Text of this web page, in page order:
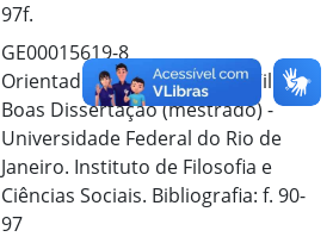
97f.
GE00015619-8
Orientadora: Glaucia Kruse Villas
Boas Dissertação (mestrado) -
Universidade Federal do Rio de
Janeiro. Instituto de Filosofia e
Ciências Sociais. Bibliografia: f. 90-
97